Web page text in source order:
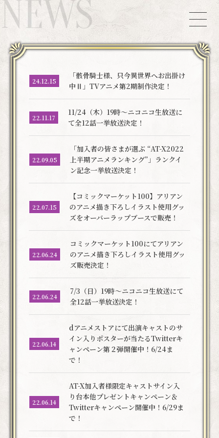
NEWS
24.12.15
「骸骨騎士様、只今異世界へお出掛け
中Ⅱ」TVアニメ第2期制作決定！
22.11.17
11/24（木）19時～ニコニコ生放送に
て全12話一挙放送決定！
22.09.05
「加入者の皆さまが選ぶ “AT-X2022
上半期アニメランキング”」ランクイ
ン記念一挙放送決定！
22.07.15
【コミックマーケット100】アリアン
のアニメ描き下ろしイラスト使用グッ
ズをオーバーラップブースで販売！
22.06.24
コミックマーケット100にてアリアン
のアニメ描き下ろしイラスト使用グッ
ズ販売決定！
22.06.24
7/3（日）19時～ニコニコ生放送にて
全12話一挙放送決定！
22.06.14
dアニメストアにて出演キャストのサ
イン入りポスターが当たるTwitterキ
ャンペーン第２弾開催中！6/24ま
で！
22.06.14
AT-X加入者様限定キャストサイン入
り台本他プレゼントキャンペーン＆
Twitterキャンペーン開催中！6/29ま
で！